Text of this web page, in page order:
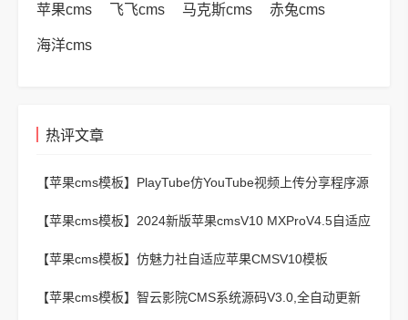
苹果cms 飞飞cms 马克斯cms 赤兔cms
海洋cms
热评文章
【苹果cms模板】 PlayTube仿YouTube视频上传分享程序源
【苹果cms模板】 2024新版苹果cmsV10 MXProV4.5自适应
【苹果cms模板】 仿魅力社自适应苹果CMSV10模板
【苹果cms模板】 智云影院CMS系统源码V3.0,全自动更新